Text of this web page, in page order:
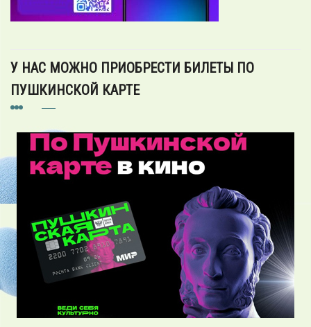
У НАС МОЖНО ПРИОБРЕСТИ БИЛЕТЫ ПО
ПУШКИНСКОЙ КАРТЕ